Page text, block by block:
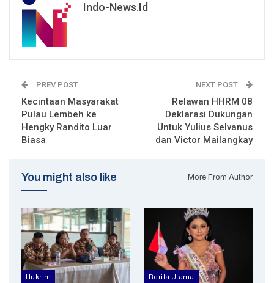
Indo-News.id
PREV POST
Kecintaan Masyarakat
Pulau Lembeh ke
Hengky Randito Luar
Biasa
NEXT POST
Relawan HHRM 08
Deklarasi Dukungan
Untuk Yulius Selvanus
dan Victor Mailangkay
You might also like More From Author
Hukrim Berita Utama